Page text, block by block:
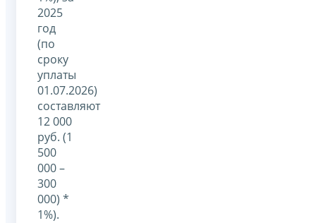
2025
год
(по
сроку
уплаты
01.07.2026)
составляют
12 000
руб. (1
500
000 –
300
000) *
1%).